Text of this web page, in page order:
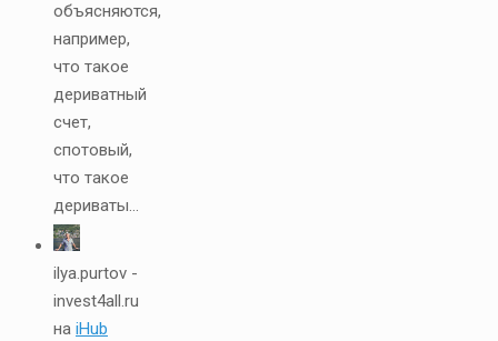
объясняются,
например,
что такое
дериватный
счет,
спотовый,
что такое
дериваты...
ilya.purtov -
invest4all.ru
на iHub